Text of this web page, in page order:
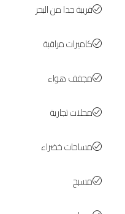
قريبة جدا من البحر
كاميرات مراقبة
مجفف هواء
محلات تجارية
مساحات خضراء
مسبح